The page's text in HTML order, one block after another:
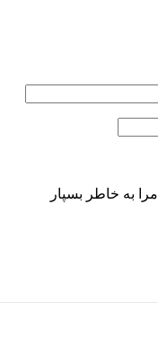
مرا به خاطر بسپار